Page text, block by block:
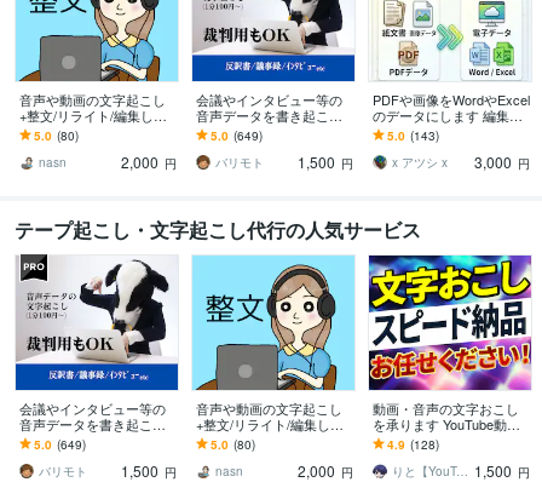
音声や動画の文字起こし
+整文/リライト/編集しま
す 綺麗な文章に！記事
化、動画テロップ、議事
録、AIの手直しなど
5.0 (80)
nasn
2,000 円
会議やインタビュー等の
音声データを書き起こし
ます 弁護士事務所のお墨
付き！裁判所提出用の通
話記録の文字起こし！
5.0 (649)
バリモト
1,500 円
PDFや画像をWordやExcel
のデータにします 編集可
能なワードやエクセルの
データにしたいという方
へ！
5.0 (143)
x アツシ x
3,000 円
テープ起こし・文字起こし代行の人気サービス
会議やインタビュー等の
音声データを書き起こし
ます 弁護士事務所のお墨
付き！裁判所提出用の通
話記録の文字起こし！
5.0 (649)
バリモト
1,500 円
音声や動画の文字起こし
+整文/リライト/編集しま
す 綺麗な文章に！記事
化、動画テロップ、議事
録、AIの手直しなど
5.0 (80)
nasn
2,000 円
動画・音声の文字おこし
を承ります YouTube動画
などの文字おこしを即日
で丁寧に代行します！
4.9 (128)
りと【YouTube運用】 1,500 円